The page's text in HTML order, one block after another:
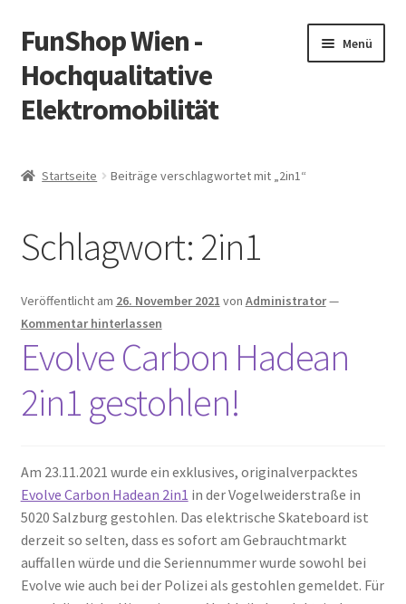
Zur
Navigation
springen
Zum
Inhalt
springen
FunShop Wien -
Hochqualitative
Elektromobilität
Menü
Vorsicht Internetbetrug
Über FunShop
Impressum
Zum Onlineshop in der Web Version
Startseite Beiträge verschlagwortet mit „2in1“
Schlagwort: 2in1
Veröffentlicht am 26. November 2021 von Administrator—
Kommentar hinterlassen
Evolve Carbon Hadean
2in1 gestohlen!
Am 23.11.2021 wurde ein exklusives, originalverpacktes
Evolve Carbon Hadean 2in1 in der Vogelweiderstraße in
5020 Salzburg gestohlen. Das elektrische Skateboard ist
derzeit so selten, dass es sofort am Gebrauchtmarkt
auffallen würde und die Seriennummer wurde sowohl bei
Evolve wie auch bei der Polizei als gestohlen gemeldet. Für